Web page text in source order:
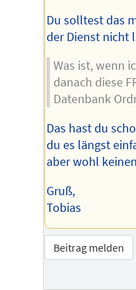
Du solltest das
der Dienst nicht
Was ist, wenn
danach diese
Datenbank
Das hast du
du es längst
aber wohl
Gruß,
Tobias
Beitrag melden